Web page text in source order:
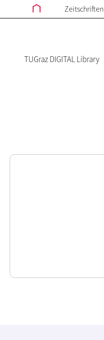
Zeitschriften
TUGraz DIGITAL Library